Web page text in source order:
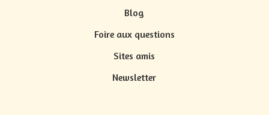
Blog
Foire aux questions
Sites amis
Newsletter